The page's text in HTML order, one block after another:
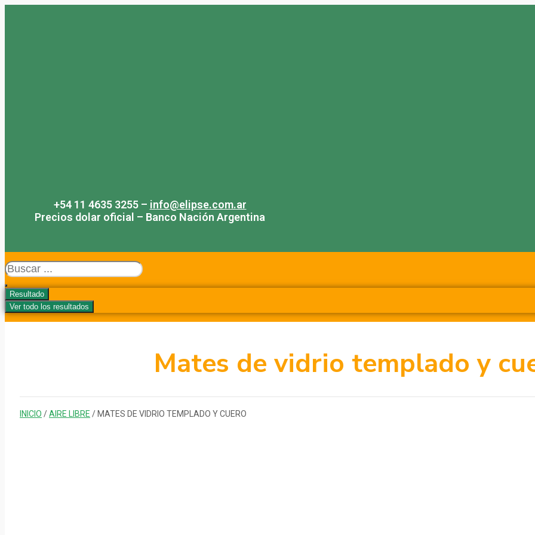
+54 11 4635 3255 – info@elipse.com.ar
Precios dolar oficial – Banco Nación Argentina
Search
...
Resultado
Ver todo los resultados
Mates de vidrio templado y
INICIO /AIRE LIBRE / MATES DE VIDRIO TEMPLADO Y CUERO